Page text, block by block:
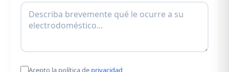
Acepto la política de privacidad